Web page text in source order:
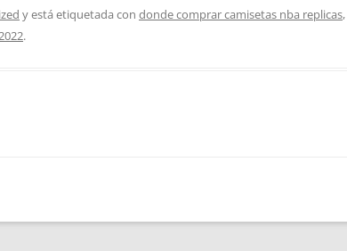
y está etiquetada con donde comprar camisetas nba replicas,
.